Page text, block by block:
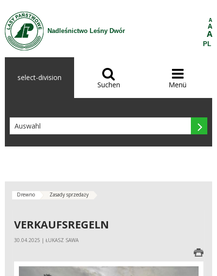
Zum Inhalt wechseln
Nadleśnictwo Leśny Dwór
A
A
A
PL
select-division 
Suchen

Menü

Drewno Zasady sprzedaży
VERKAUFSREGELN
30.04.2025 | ŁUKASZ SAWA